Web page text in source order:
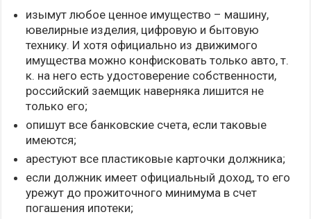
изымут любое ценное имущество – машину,
ювелирные изделия, цифровую и бытовую
технику. И хотя официально из движимого
имущества можно конфисковать только авто, т.
к. на него есть удостоверение собственности,
российский заемщик наверняка лишится не
только его;
опишут все банковские счета, если таковые
имеются;
арестуют все пластиковые карточки должника;
если должник имеет официальный доход, то его
урежут до прожиточного минимума в счет
погашения ипотеки;